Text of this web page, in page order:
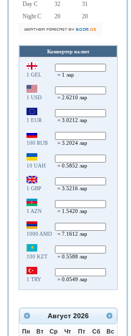
Day C 32
31
Night C
20 20
Конвертер валют
1 GEL = 1 лар
1 USD = 2.6210 лар
1 EUR = 3.0212 лар
100 RUB = 3.2024 лар
10 UAH = 0.5852 лар
1 GBP = 3.5216 лар
1 AZN = 1.5420 лар
1000 AMD = 7.1612 лар
100 KZT = 0.5588 лар
1 TRY = 0.0549 лар
Август 2026
Пн Вт Ср Чт Пт Сб
Вс